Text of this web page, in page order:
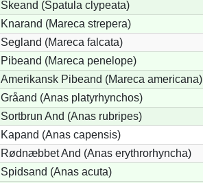
Skeand (Spatula clypeata)
Knarand (Mareca strepera)
Segland (Mareca falcata)
Pibeand (Mareca penelope)
Amerikansk Pibeand (Mareca americana)
Gråand (Anas platyrhynchos)
Sortbrun And (Anas rubripes)
Kapand (Anas capensis)
Rødnæbbet And (Anas erythrorhyncha)
Spidsand (Anas acuta)